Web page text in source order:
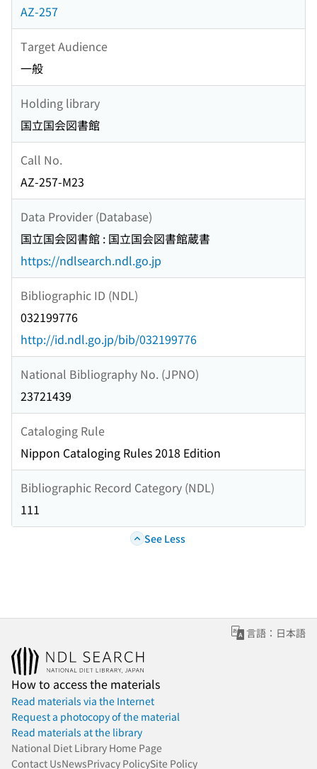
AZ-257
Target Audience
一般
Holding library
国立国会図書館
Call No.
AZ-257-M23
Data Provider (Database)
国立国会図書館 : 国立国会図書館蔵書
https://ndlsearch.ndl.go.jp
Bibliographic ID (NDL)
032199776
http://id.ndl.go.jp/bib/032199776
National Bibliography No. (JPNO)
23721439
Cataloging Rule
Nippon Cataloging Rules 2018 Edition
Bibliographic Record Category (NDL)
111
See Less
言語：日本語
How to access the materials
Read materials via the Internet
Request a photocopy of the material
Read materials at the library
National Diet Library Home Page
Contact UsNewsPrivacy PolicySite Policy